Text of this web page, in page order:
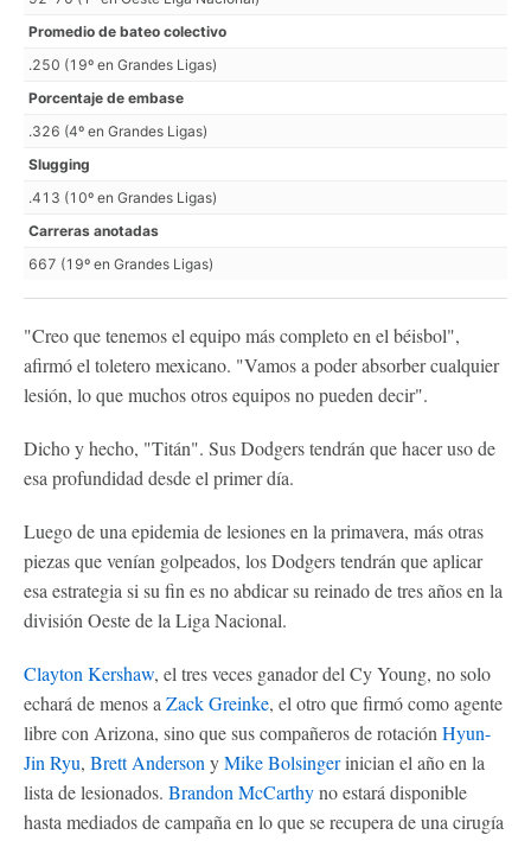
Promedio de bateo colectivo
.250 (19º en Grandes Ligas)
Porcentaje de embase
.326 (4º en Grandes Ligas)
Slugging
.413 (10º en Grandes Ligas)
Carreras anotadas
667 (19º en Grandes Ligas)
"Creo que tenemos el equipo más completo en el béisbol",
afirmó el toletero mexicano. "Vamos a poder absorber cualquier
lesión, lo que muchos otros equipos no pueden decir".
Dicho y hecho, "Titán". Sus Dodgers tendrán que hacer uso de
esa profundidad desde el primer día.
Luego de una epidemia de lesiones en la primavera, más otras
piezas que venían golpeados, los Dodgers tendrán que aplicar
esa estrategia si su fin es no abdicar su reinado de tres años en la
división Oeste de la Liga Nacional.
Clayton Kershaw, el tres veces ganador del Cy Young, no solo
echará de menos a Zack Greinke, el otro que firmó como agente
libre con Arizona, sino que sus compañeros de rotación Hyun-
Jin Ryu, Brett Anderson yMike Bolsingerinician el año en la
lista de lesionados. Brandon McCarthyno estará disponible
hasta mediados de campaña en lo que se recupera de una cirugía